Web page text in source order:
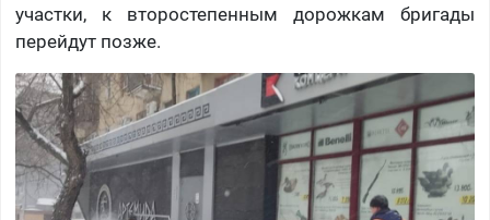
участки, к второстепенным дорожкам бригады
перейдут позже.